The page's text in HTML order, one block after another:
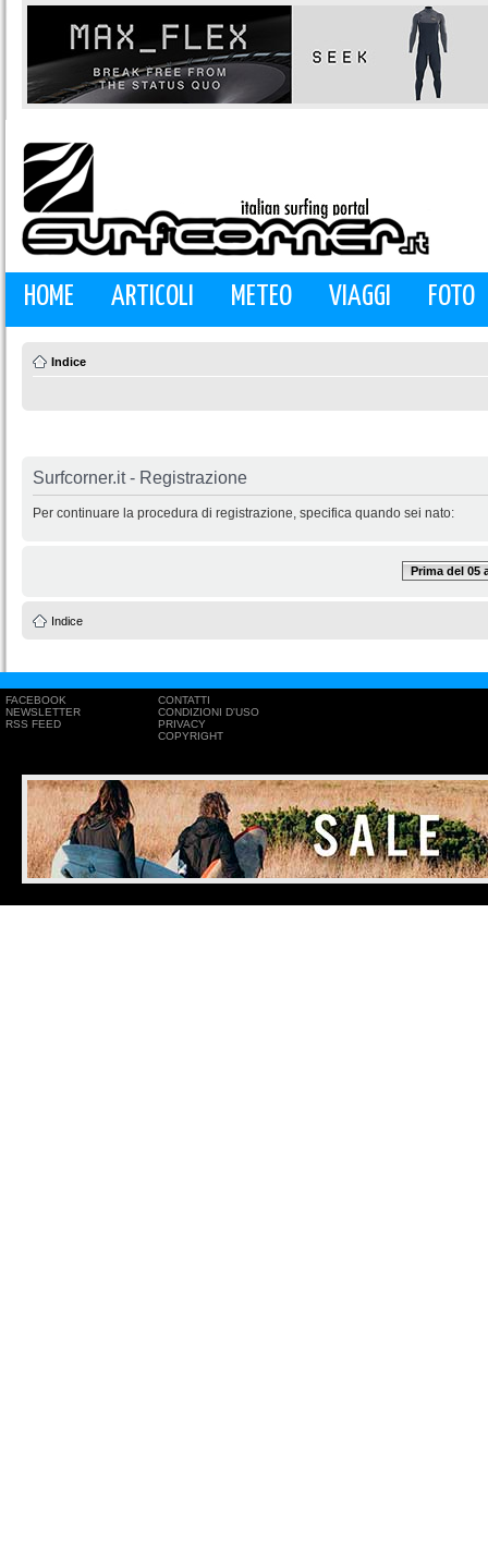
HOME ARTICOLI METEO VIAGGI FOTO
Indice
Surfcorner.it - Registrazione
Per continuare la procedura di registrazione, specifica quando sei nato:
Prima del 05
Indice
FACEBOOK
NEWSLETTER
RSS FEED
CONTATTI
CONDIZIONI D'USO
PRIVACY
COPYRIGHT